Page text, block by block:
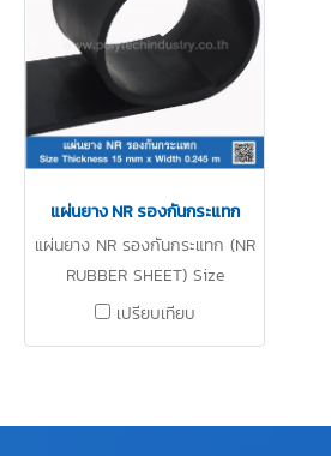
เป็นเชื้อรา ทนต่ออุณหภูมิได้สูงสุด
100 ºC Tel: 0-2257-7154 / MB:
086-307-7319 / Line OA:
@PTIRUBBER
แผ่นยาง NR รองกันกระแทก
แผ่นยาง NR รองกันกระแทก (NR
RUBBER SHEET) Size
Thickness 15 mm x Width
ทนต่อน้ำ ไม่เป็นเชื้อรา ทนต่อ
เปรียบเทียบ